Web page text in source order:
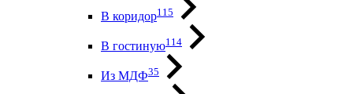
В коридор115
В гостиную114
Из МДФ35